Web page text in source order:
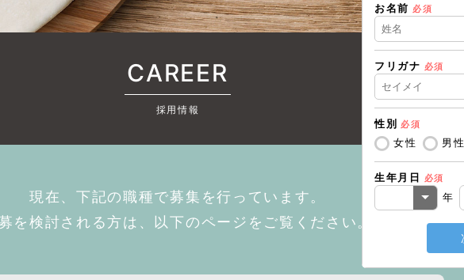
お名前 必須
フリガナ 必須
性別 必須
女性 男性
生年月日 必須
年
CAREER
採用情報
現在、下記の職種で募集を行っています。
を検討される方は、以下のページをご覧ください。